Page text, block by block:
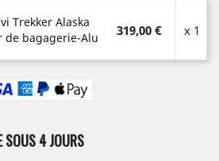
Trekker Alaska
de bagagerie-Alu
319,00 € x 1
SOUS 4 JOURS